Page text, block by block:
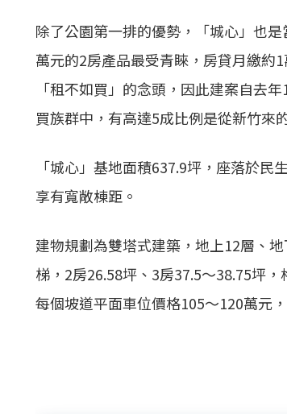
除了公園第一排的優勢，「城心」也
萬元的2房產品最受青睞，房貸月繳約
「租不如買」的念頭，因此建案自去
買族群中，有高達5成比例是從新竹來
「城心」基地面積637.9坪，座落於
享有寬敞棟距。
建物規劃為雙塔式建築，地上12層、
梯，2房26.58坪、3房37.5～38.75坪
每個坡道平面車位價格105～120萬元